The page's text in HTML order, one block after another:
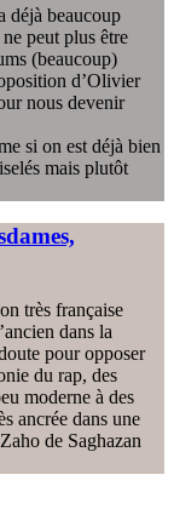
déjà beaucoup
peut plus être
(beaucoup)
d’Olivier
nous devenir
si on est déjà bien
mais plutôt
très française
dans la
pour opposer
du rap, des
moderne à des
ancrée dans une
de Saghazan